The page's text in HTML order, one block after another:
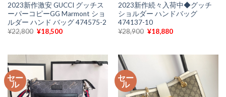
2023新作激安 GUCCI グッチス
ーパーコピーGG Marmont ショ
ルダー ハンド バッグ 474575-2
¥22,800 元
は
¥22,800
し
た。
¥18,500現
格
は
¥18,500
す。
2023新作続々入荷中◆グッチ
ショルダー ハンドバッグ
474137-10
¥28,900 元
¥18,880現
格
は
¥18,880
で
す。
セー
ル
セー
ル